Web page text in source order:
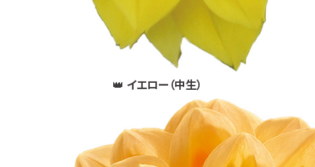
👑 イエロー（中生）